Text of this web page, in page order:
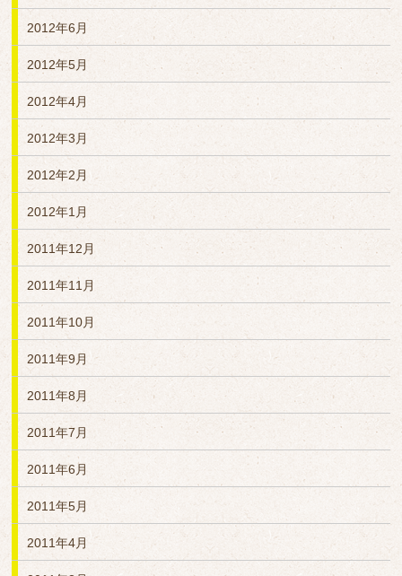
2012年6月
2012年5月
2012年4月
2012年3月
2012年2月
2012年1月
2011年12月
2011年11月
2011年10月
2011年9月
2011年8月
2011年7月
2011年6月
2011年5月
2011年4月